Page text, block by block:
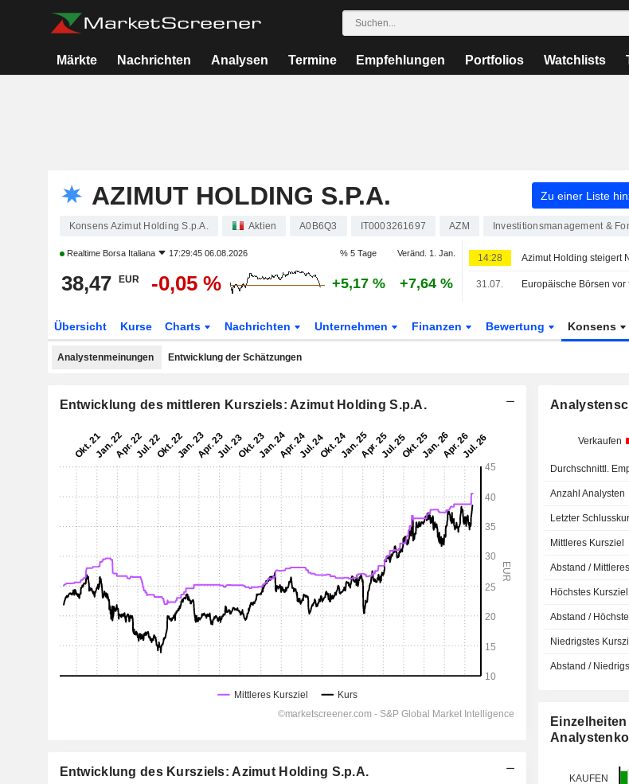
Märkte Nachrichten Analysen Termine Empfehlungen Portfolios Watchlists
AZIMUT HOLDING S.P.A. Zu einer Liste
Konsens Azimut Holding S.p.A. Aktien A0B6Q3 IT0003261697 AZM Investitionsmanagement &
Realtime Borsa Italiana 17:29:45 06.08.2026 % 5 Tage Veränd. 1. Jan.
38,47 EUR -0,05 % +5,17 % +7,64 %
14:28
31.07.
Übersicht Kurse Charts Nachrichten Unternehmen Finanzen Bewertung Konsens
Analystenmeinungen Entwicklung der Schätzungen
Entwicklung des mittleren Kursziels: Azimut Holding S.p.A.
Entwicklung des Kursziels: Azimut Holding S.p.A.
Verkaufen
Durchschnittl.
Anzahl Analysten
Letzter
Mittleres Kursziel
Abstand /
Höchstes Kursziel
Abstand /
Niedrigstes
Abstand /